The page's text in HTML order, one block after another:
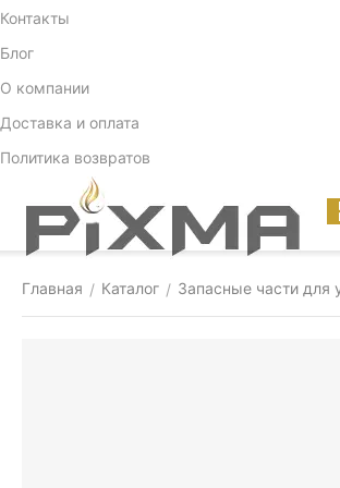
Контакты
Блог
О компании
Доставка и оплата
Политика возвратов
Главная / Каталог / Запасные части для